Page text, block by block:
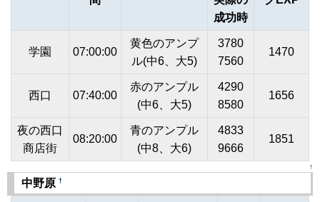
成功時
学園 07:00:00
黄色のアンプ
ル(中6、大5)
3780
7560
1470
西口 07:40:00
赤のアンプル
(中6、大5)
4290
8580
1656
夜の西口
商店街
08:20:00
青のアンプル
(中8、大6)
4833
9666
1851
↑
中野原 †